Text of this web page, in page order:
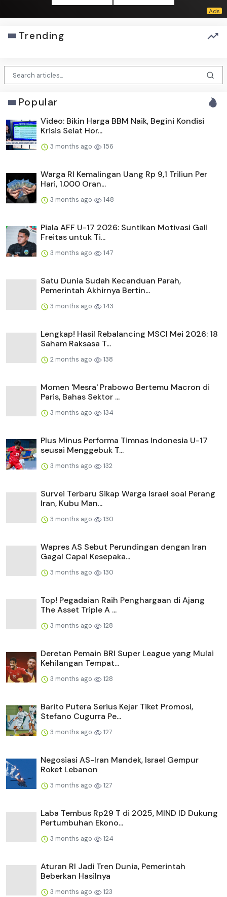
Trending
Popular
Video: Bikin Harga BBM Naik, Begini Kondisi
Krisis Selat Hor...
3 months ago 156
Warga RI Kemalingan Uang Rp 9,1 Triliun Per
Hari, 1.000 Oran...
3 months ago 148
Piala AFF U-17 2026: Suntikan Motivasi Gali
Freitas untuk Ti...
3 months ago 147
Satu Dunia Sudah Kecanduan Parah,
Pemerintah Akhirnya Bertin...
3 months ago 143
Lengkap! Hasil Rebalancing MSCI Mei 2026: 18
Saham Raksasa T...
2 months ago 138
Momen 'Mesra' Prabowo Bertemu Macron di
Paris, Bahas Sektor ...
3 months ago 134
Plus Minus Performa Timnas Indonesia U-17
seusai Menggebuk T...
3 months ago 132
Survei Terbaru Sikap Warga Israel soal Perang
Iran, Kubu Man...
3 months ago 130
Wapres AS Sebut Perundingan dengan Iran
Gagal Capai Kesepaka...
3 months ago 130
Top! Pegadaian Raih Penghargaan di Ajang
The Asset Triple A ...
3 months ago 128
Deretan Pemain BRI Super League yang Mulai
Kehilangan Tempat...
3 months ago 128
Barito Putera Serius Kejar Tiket Promosi,
Stefano Cugurra Pe...
3 months ago 127
Negosiasi AS-Iran Mandek, Israel Gempur
Roket Lebanon
3 months ago 127
Laba Tembus Rp29 T di 2025, MIND ID Dukung
Pertumbuhan Ekono...
3 months ago 124
Aturan RI Jadi Tren Dunia, Pemerintah
Beberkan Hasilnya
3 months ago 123